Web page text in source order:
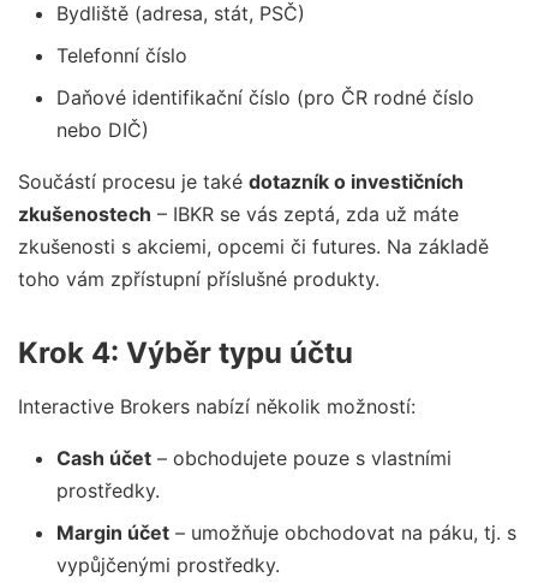
Bydliště (adresa, stát, PSČ)
Telefonní číslo
Daňové identifikační číslo (pro ČR rodné číslo
nebo DIČ)
Součástí procesu je také dotazník o investičních
zkušenostech – IBKR se vás zeptá, zda už máte
zkušenosti s akciemi, opcemi či futures. Na základě
toho vám zpřístupní příslušné produkty.
Krok 4: Výběr typu účtu
Interactive Brokers nabízí několik možností:
Cash účet – obchodujete pouze s vlastními
prostředky.
Margin účet – umožňuje obchodovat na páku, tj. s
vypůjčenými prostředky.